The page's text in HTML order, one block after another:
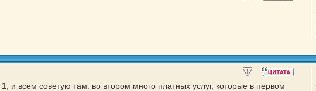
всем советую там. во втором много платных услуг, которые в первом